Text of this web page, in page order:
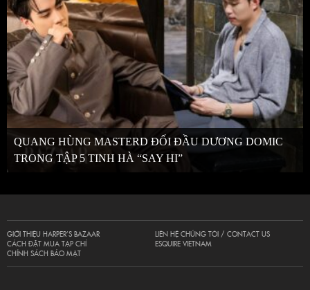
QUANG HÙNG MASTERD ĐỐI ĐẦU DƯƠNG DOMIC
TRONG TẬP 5 TINH HÀ “SAY HI”
GIỚI THIỆU HARPER’S BAZAAR
CÁCH ĐẶT MUA TẠP CHÍ
CHÍNH SÁCH BẢO MẬT
LIÊN HỆ CHÚNG TÔI / CONTACT US
ESQUIRE VIETNAM